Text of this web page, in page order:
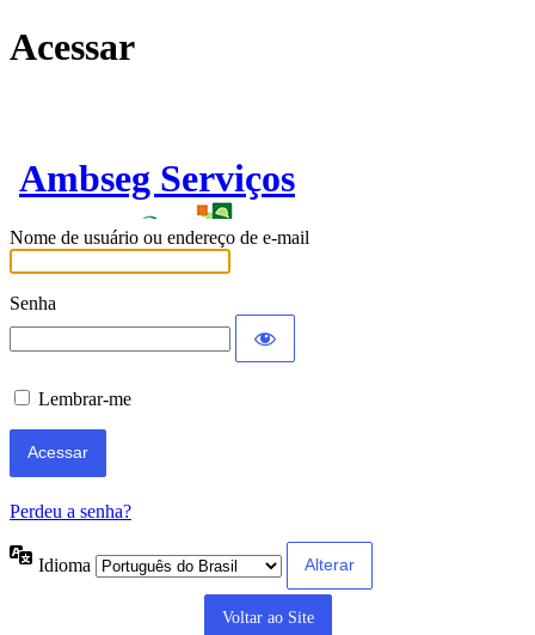
Acessar
Ambseg Serviços
Nome de usuário ou endereço de e-mail
Senha
Lembrar-me
Perdeu a senha?
Idioma
Voltar ao Site